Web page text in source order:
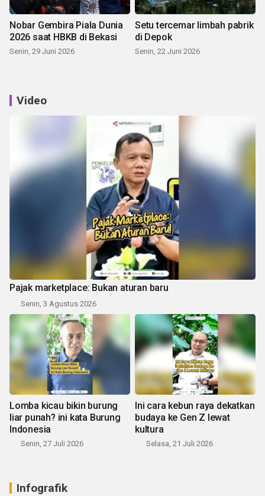
Nobar Gembira Piala Dunia
2026 saat HBKB di Bekasi
Senin, 29 Juni 2026
Setu tercemar limbah pabrik
di Depok
Senin, 22 Juni 2026
Video
Pajak marketplace: Bukan aturan baru
Senin, 3 Agustus 2026
Lomba kicau bikin burung
liar punah? ini kata Burung
Indonesia
Senin, 27 Juli 2026
Ini cara kebun raya dekatkan
budaya ke Gen Z lewat
kultura
Selasa, 21 Juli 2026
Infografik